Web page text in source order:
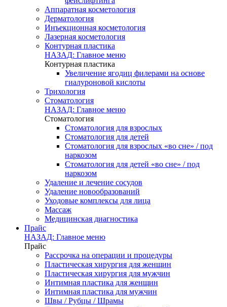
Аппаратная косметология
Дерматология
Инъекционная косметология
Лазерная косметология
Контурная пластика
НАЗАД: Главное меню
Контурная пластика
Увеличение ягодиц филерами на основе
гиалуроновой кислоты
Трихология
Стоматология
НАЗАД: Главное меню
Стоматология
Стоматология для взрослых
Стоматология для детей
Стоматология для взрослых «во сне» / под
наркозом
Стоматология для детей «во сне» / под
наркозом
Удаление и лечение сосудов
Удаление новообразований
Уходовые комплексы для лица
Массаж
Медицинская диагностика
Прайс
НАЗАД: Главное меню
Прайс
Рассрочка на операции и процедуры
Пластическая хирургия для женщин
Пластическая хирургия для мужчин
Интимная пластика для женщин
Интимная пластика для мужчин
Швы / Рубцы / Шрамы